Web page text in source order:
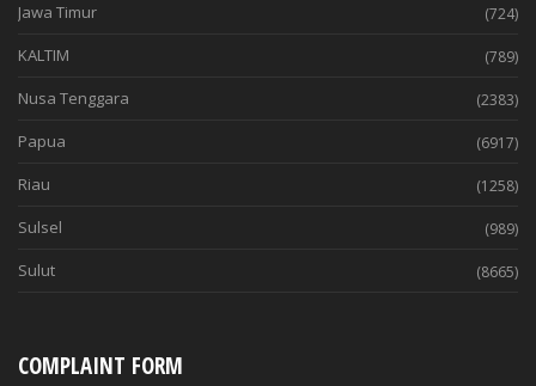
Jawa Timur (724)
KALTIM (789)
Nusa Tenggara (2383)
Papua (6917)
Riau (1258)
Sulsel (989)
Sulut (8665)
COMPLAINT FORM